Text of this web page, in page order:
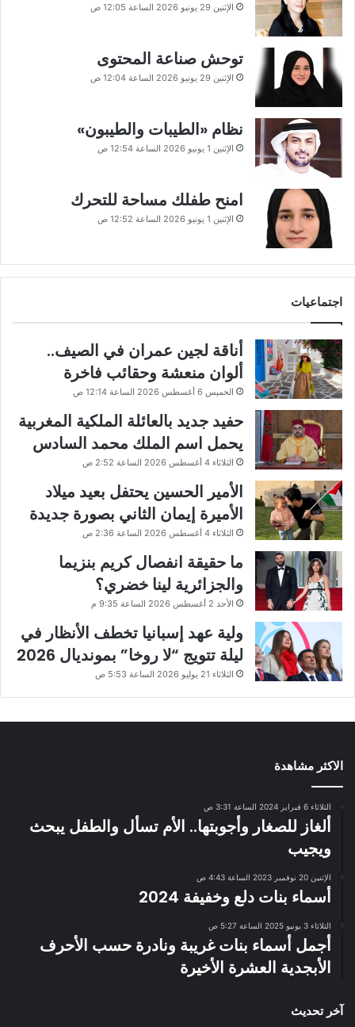
الإثنين 29 يونيو 2026 الساعة 12:05 ص
توحش صناعة المحتوى
الإثنين 29 يونيو 2026 الساعة 12:04 ص
نظام «الطيبات والطيبون»
الإثنين 1 يونيو 2026 الساعة 12:54 ص
امنح طفلك مساحة للتحرك
الإثنين 1 يونيو 2026 الساعة 12:52 ص
اجتماعيات
أناقة لجين عمران في الصيف..
ألوان منعشة وحقائب فاخرة
الخميس 6 أغسطس 2026 الساعة 12:14 ص
حفيد جديد بالعائلة الملكية المغربية
يحمل اسم الملك محمد السادس
الثلاثاء 4 أغسطس 2026 الساعة 2:52 ص
الأمير الحسين يحتفل بعيد ميلاد
الأميرة إيمان الثاني بصورة جديدة
الثلاثاء 4 أغسطس 2026 الساعة 2:36 ص
ما حقيقة انفصال كريم بنزيما
والجزائرية لينا خضري؟
الأحد 2 أغسطس 2026 الساعة 9:35 م
ولية عهد إسبانيا تخطف الأنظار في
ليلة تتويج “لا روخا” بمونديال 2026
الثلاثاء 21 يوليو 2026 الساعة 5:53 ص
الاكثر مشاهدة
الثلاثاء 6 فبراير 2024 الساعة 3:31 ص
ألغاز للصغار وأجوبتها.. الأم تسأل والطفل يبحث
ويجيب
الإثنين 20 نوفمبر 2023 الساعة 4:43 ص
أسماء بنات دلع وخفيفة 2024
الثلاثاء 3 يونيو 2025 الساعة 5:27 ص
أجمل أسماء بنات غريبة ونادرة حسب الأحرف
الأبجدية العشرة الأخيرة
آخر تحديث